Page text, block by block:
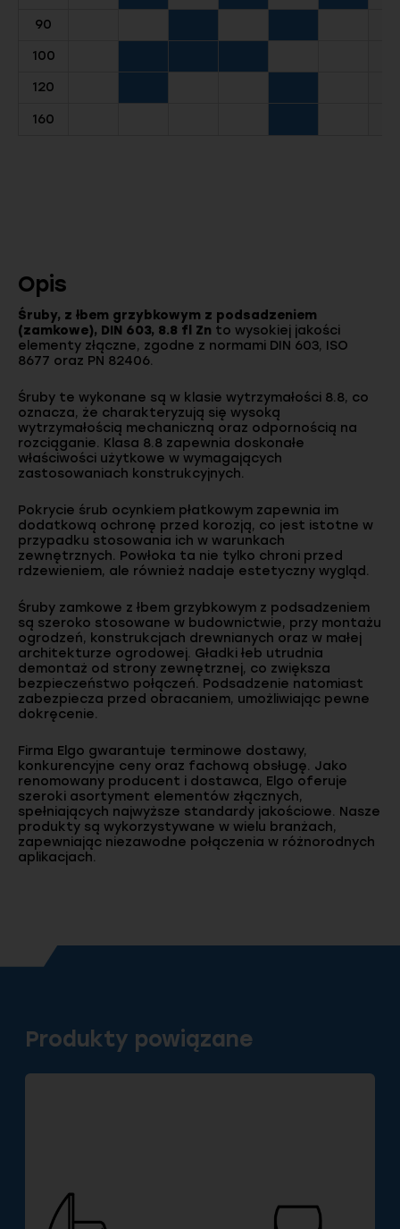
90
100
120
160
Opis
Śruby, z łbem grzybkowym z podsadzeniem
(zamkowe), DIN 603, 8.8 fl Zn to wysokiej jakości
elementy złączne, zgodne z normami DIN 603, ISO
8677 oraz PN 82406.
Śruby te wykonane są w klasie wytrzymałości 8.8, co
oznacza, że charakteryzują się wysoką
wytrzymałością mechaniczną oraz odpornością na
rozciąganie. Klasa 8.8 zapewnia doskonałe
właściwości użytkowe w wymagających
zastosowaniach konstrukcyjnych.
Pokrycie śrub ocynkiem płatkowym zapewnia im
dodatkową ochronę przed korozją, co jest istotne w
przypadku stosowania ich w warunkach
zewnętrznych. Powłoka ta nie tylko chroni przed
rdzewieniem, ale również nadaje estetyczny wygląd.
Śruby zamkowe z łbem grzybkowym z podsadzeniem
są szeroko stosowane w budownictwie, przy montażu
ogrodzeń, konstrukcjach drewnianych oraz w małej
architekturze ogrodowej. Gładki łeb utrudnia
demontaż od strony zewnętrznej, co zwiększa
bezpieczeństwo połączeń. Podsadzenie natomiast
zabezpiecza przed obracaniem, umożliwiając pewne
dokręcenie.
Firma Elgo gwarantuje terminowe dostawy,
konkurencyjne ceny oraz fachową obsługę. Jako
renomowany producent i dostawca, Elgo oferuje
szeroki asortyment elementów złącznych,
spełniających najwyższe standardy jakościowe. Nasze
produkty są wykorzystywane w wielu branżach,
zapewniając niezawodne połączenia w różnorodnych
aplikacjach.
Produkty powiązane